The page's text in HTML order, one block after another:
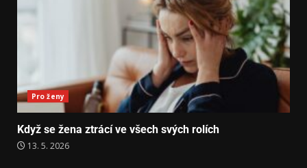
Pro ženy
Když se žena ztrácí ve všech svých rolích
13. 5. 2026